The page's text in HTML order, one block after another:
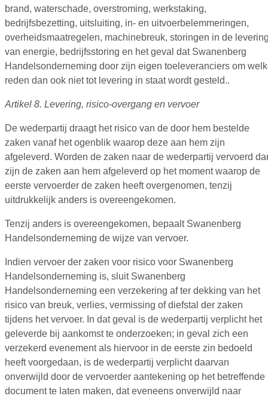
brand, waterschade, overstroming, werkstaking,
bedrijfsbezetting, uitsluiting, in- en uitvoerbelemmeringen,
overheidsmaatregelen, machinebreuk, storingen in de
van energie, bedrijfsstoring en het geval dat Swanenberg
Handelsonderneming door zijn eigen toeleveranciers om
reden dan ook niet tot levering in staat wordt gesteld..
Artikel 8. Levering, risico-overgang en vervoer
De wederpartij draagt het risico van de door hem bestelde
zaken vanaf het ogenblik waarop deze aan hem zijn
afgeleverd. Worden de zaken naar de wederpartij vervoerd
zijn de zaken aan hem afgeleverd op het moment waarop de
eerste vervoerder de zaken heeft overgenomen, tenzij
uitdrukkelijk anders is overeengekomen.
Tenzij anders is overeengekomen, bepaalt Swanenberg
Handelsonderneming de wijze van vervoer.
Indien vervoer der zaken voor risico voor Swanenberg
Handelsonderneming is, sluit Swanenberg
Handelsonderneming een verzekering af ter dekking van het
risico van breuk, verlies, vermissing of diefstal der zaken
tijdens het vervoer. In dat geval is de wederpartij verplicht het
geleverde bij aankomst te onderzoeken; in geval zich een
verzekerd evenement als hiervoor in de eerste zin bedoeld
heeft voorgedaan, is de wederpartij verplicht daarvan
onverwijld door de vervoerder aantekening op het betreffende
document te laten maken, dat eveneens onverwijld naar